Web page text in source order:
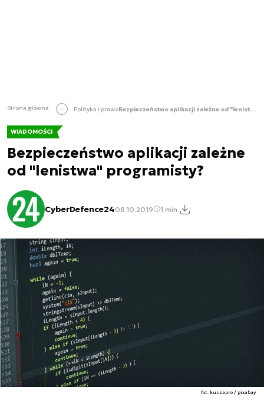
Strona główna Polityka i prawo Bezpieczeństwo aplikacji zależne od "lenistwa" programisty?
WIADOMOŚCI
Bezpieczeństwo aplikacji zależne
od "lenistwa" programisty?
CyberDefence2408.10.2019 1 min.
fot. kuszapro / pixabay